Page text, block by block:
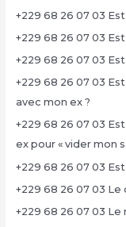
+229 68 26 07 03
+229 68 26 07 03
+229 68 26 07 03
+229 68 26 07 03
avec mon ex ?
+229 68 26 07 03
ex pour « vider mon
+229 68 26 07 03
+229 68 26 07 03
+229 68 26 07 03